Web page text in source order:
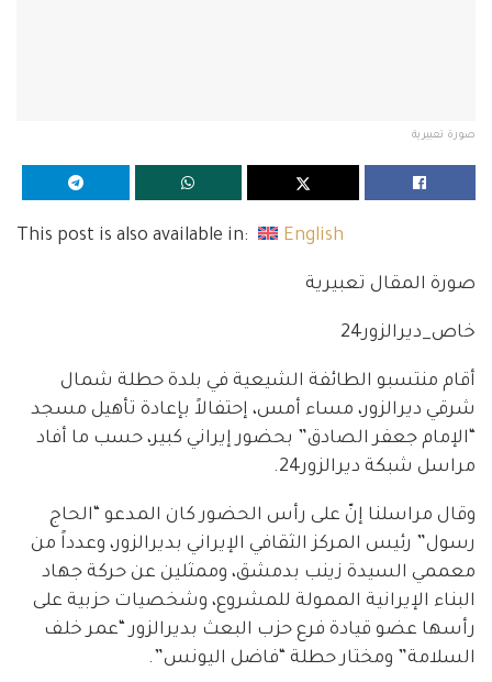
صورة تعبيرية
This post is also available in: English
صورة المقال تعبيرية
خاص_ديرالزور24
أقام منتسبو الطائفة الشيعية في بلدة حطلة شمال
شرقي ديرالزور، مساء أمس، إحتفالاً بإعادة تأهيل مسجد
“الإمام جعفر الصادق” بحضور إيراني كبير، حسب ما أفاد
مراسل شبكة ديرالزور24.
وقال مراسلنا إنّ على رأس الحضور كان المدعو “الحاج
رسول” رئيس المركز الثقافي الإيراني بديرالزور، وعدداً من
معممي السيدة زينب بدمشق، وممثلين عن حركة جهاد
البناء الإيرانية الممولة للمشروع، وشخصيات حزبية على
رأسها عضو قيادة فرع حزب البعث بديرالزور “عمر خلف
السلامة” ومختار حطلة “فاضل اليونس”.